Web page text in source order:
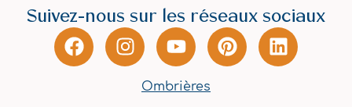
Suivez-nous sur les réseaux sociaux
F
a
I
n
Y
o
u
t
P
i
L
i
Ombrières